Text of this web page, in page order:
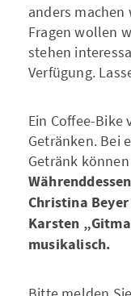
anders machen
Fragen wollen
stehen
Verfügung.
Ein Coffee-
Getränken. Bei
Getränk
Christina
Karsten
musikalisch.